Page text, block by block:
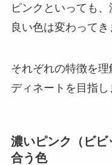
ピンクといっても
良い色は変わってき
それぞれの特徴を
ディネートを目指し
濃いピンク（ビビ
合う色